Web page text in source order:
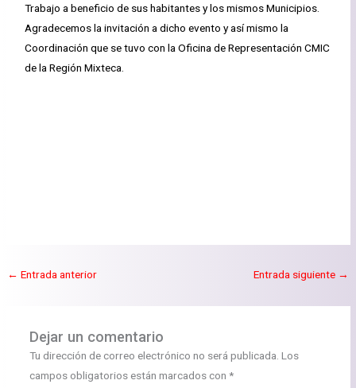
Trabajo a beneficio de sus habitantes y los mismos Municipios.
Agradecemos la invitación a dicho evento y así mismo la
Coordinación que se tuvo con la Oficina de Representación CMIC
de la Región Mixteca.
← Entrada anterior Entrada siguiente →
Dejar un comentario
Tu dirección de correo electrónico no será publicada. Los
campos obligatorios están marcados con *